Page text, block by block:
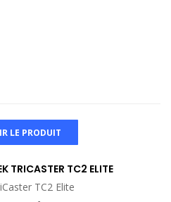
LE PRODUIT
TRICASTER TC2 ELITE
TC2 Elite